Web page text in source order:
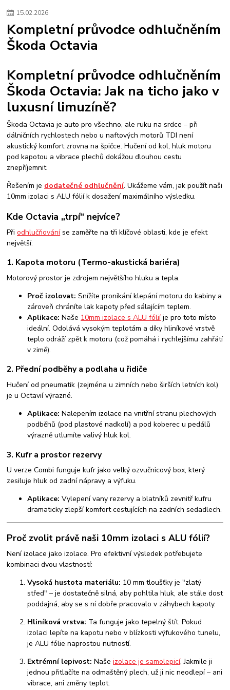
#tuning motoru
úprava tdi 81kw
jak zvýšit výkon u nafty
sportovní filtr 1.9 tdi
chip tuning octavia 1.9 tdi
Focus RS MK3 tuning
15.02.2026
Kompletní průvodce odhlučněním
Škoda Octavia
Kompletní průvodce odhlučněním
Škoda Octavia: Jak na ticho jako v
luxusní limuzíně?
Škoda Octavia je auto pro všechno, ale ruku na srdce – při
dálničních rychlostech nebo u naftových motorů TDI není
akustický komfort zrovna na špičce. Hučení od kol, hluk motoru
pod kapotou a vibrace plechů dokážou dlouhou cestu
znepříjemnit.
Řešením je dodatečné odhlučnění. Ukážeme vám, jak použít naši
10mm izolaci s ALU fólií k dosažení maximálního výsledku.
Kde Octavia „trpí“ nejvíce?
Přiodhlučňováníse zaměřte na tři klíčové oblasti, kde je efekt
největší:
1. Kapota motoru (Termo-akustická bariéra)
Motorový prostor je zdrojem největšího hluku a tepla.
Proč izolovat: Snížíte pronikání klepání motoru do kabiny a
zároveň chráníte lak kapoty před sálajícím teplem.
Aplikace: Naše 10mm izolace s ALU fóliíje pro toto místo
ideální. Odolává vysokým teplotám a díky hliníkové vrstvě
teplo odráží zpět k motoru (což pomáhá i rychlejšímu zahřátí
v zimě).
2. Přední podběhy a podlaha u řidiče
Hučení od pneumatik (zejména u zimních nebo širších letních kol)
je u Octavií výrazné.
Aplikace: Nalepením izolace na vnitřní stranu plechových
podběhů (pod plastové nadkolí) a pod koberec u pedálů
výrazně utlumíte valivý hluk kol.
3. Kufr a prostor rezervy
U verze Combi funguje kufr jako velký ozvučnicový box, který
zesiluje hluk od zadní nápravy a výfuku.
Aplikace: Vylepení vany rezervy a blatníků zevnitř kufru
dramaticky zlepší komfort cestujících na zadních sedadlech.
Proč zvolit právě naši 10mm izolaci s ALU fólií?
Není izolace jako izolace. Pro efektivní výsledek potřebujete
kombinaci dvou vlastností:
Vysoká hustota materiálu: 10 mm tloušťky je "zlatý
střed" – je dostatečně silná, aby pohltila hluk, ale stále dost
poddajná, aby se s ní dobře pracovalo v záhybech kapoty.
Hliníková vrstva: Ta funguje jako tepelný štít. Pokud
izolaci lepíte na kapotu nebo v blízkosti výfukového tunelu,
je ALU fólie naprostou nutností.
Extrémní lepivost: Našeizolace je samolepicí. Jakmile ji
jednou přitlačíte na odmaštěný plech, už ji nic neodlepí – ani
vibrace, ani změny teplot.